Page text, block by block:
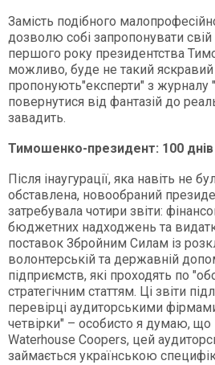
Замість подібного
дозволю собі запропонувати свій
першого року президентства
можливо, буде не такий
пропонують"експерти" з
повернутися від фантазій до
завадить.
Тимошенко-президент: 100 днів
Після інаугурації, яка навіть не
обставлена, новообраний
затребувала чотири звіти:
бюджетних надходжень та
поставок Збройним Силам із
волонтерській та державній
підприємств, які проходять по
стратегічним статтям. Ці звіти
перевірці аудиторськими
четвірки" – особисто я думаю, що
Waterhouse Coopers, цей
займається українською